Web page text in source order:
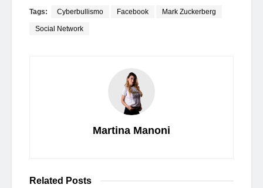
Tags: Cyberbullismo Facebook Mark Zuckerberg
Social Network
Martina Manoni
Related Posts